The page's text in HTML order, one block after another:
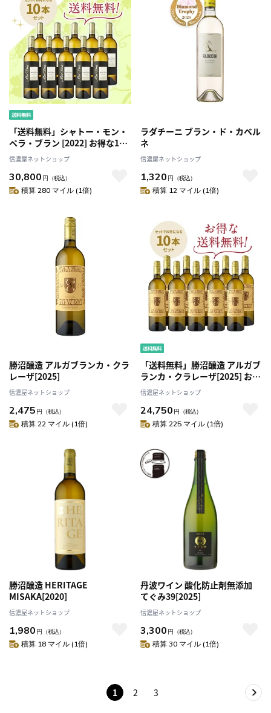
「送料無料」シャトー・モン・
ペラ・ブラン [2022] お得な10
本セット
信濃屋ネットショップ
30,800 円 （税込）
積算 280 マイル (1倍)
ラダチーニ ブラン・ド・カベル
ネ
信濃屋ネットショップ
1,320 円 （税込）
積算 12 マイル (1倍)
勝沼醸造 アルガブランカ・クラ
レーザ[2025]
信濃屋ネットショップ
2,475 円 （税込）
積算 22 マイル (1倍)
「送料無料」勝沼醸造 アルガブ
ランカ・クラレーザ[2025] お得
な10本セット
信濃屋ネットショップ
24,750 円 （税込）
積算 225 マイル (1倍)
勝沼醸造 HERITAGE
MISAKA[2020]
信濃屋ネットショップ
1,980 円 （税込）
積算 18 マイル (1倍)
丹波ワイン 酸化防止剤無添加
てぐみ39[2025]
信濃屋ネットショップ
3,300 円 （税込）
積算 30 マイル (1倍)
1 2 3